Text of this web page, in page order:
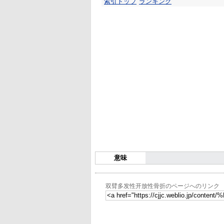
意味
双臂多发性开放性骨折のページへのリンク